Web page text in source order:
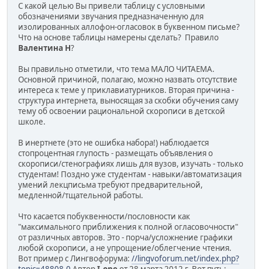
С какой целью Вы привели таблицу с условными
обозначениями звучания предназначенную для
изолированных аллофон-огласовок в буквенном письме?
Что на основе таблицы намерены сделать? Правило
Валентина Н?
Вы правильно отметили, что тема МАЛО ЧИТАЕМА.
Основной причиной, полагаю, можно назвать отсутствие
интереса к теме у приклавиатурников. Вторая причина -
структура интернета, выносящая за скобки обучения саму
тему об освоении рациональной скорописи в детской
школе.
В инертнете (это не ошибка набора!) наблюдается
стопроцентная глупость - размещать объявления о
скорописи/стенографиях лишь для вузов, изучать - только
студентам! Поздно уже студентам - навыки/автоматизация
умений лекцписьма требуют предварительной,
медленной/тщательной работы.
Что касается побуквенности/пословности как
"максимального приближения к полной огласовочности"
от различных авторов. Это - порча/усложнение графики
любой скорописи, а не упрощение/облегчение чтения.
Вот пример с Лингвофорума: //lingvoforum.net/index.php?